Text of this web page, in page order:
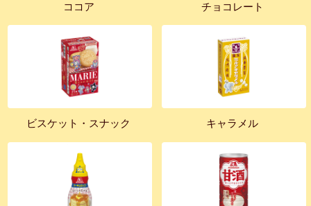
ココア チョコレート
ビスケット・スナック キャラメル